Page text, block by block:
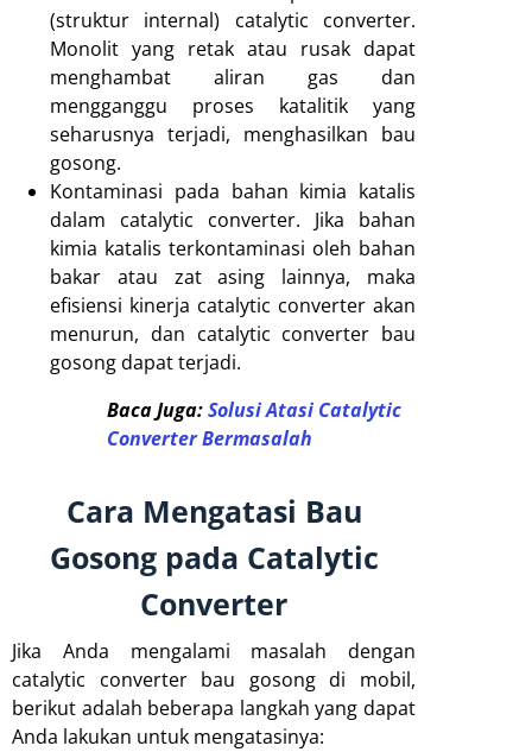
(struktur internal) catalytic converter.
Monolit yang retak atau rusak dapat
menghambat aliran gas dan
mengganggu proses katalitik yang
seharusnya terjadi, menghasilkan bau
gosong.
Kontaminasi pada bahan kimia katalis
dalam catalytic converter. Jika bahan
kimia katalis terkontaminasi oleh bahan
bakar atau zat asing lainnya, maka
efisiensi kinerja catalytic converter akan
menurun, dan catalytic converter bau
gosong dapat terjadi.
Baca Juga:Solusi Atasi Catalytic
Converter Bermasalah
Cara Mengatasi Bau
Gosong pada Catalytic
Converter
Jika Anda mengalami masalah dengan
catalytic converter bau gosong di mobil,
berikut adalah beberapa langkah yang dapat
Anda lakukan untuk mengatasinya: